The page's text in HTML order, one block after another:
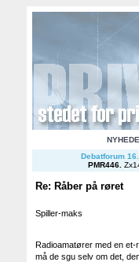
Debatforum
PMR446.
Re: Råber på røret
Spiller-maks
Radioamatører med en
må de sgu selv om det,